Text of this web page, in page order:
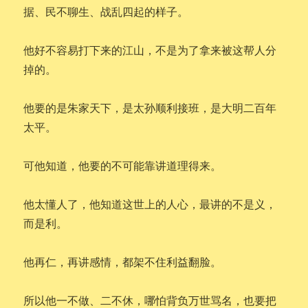
据、民不聊生、战乱四起的样子。
他好不容易打下来的江山，不是为了拿来被这帮人分
掉的。
他要的是朱家天下，是太孙顺利接班，是大明二百年
太平。
可他知道，他要的不可能靠讲道理得来。
他太懂人了，他知道这世上的人心，最讲的不是义，
而是利。
他再仁，再讲感情，都架不住利益翻脸。
所以他一不做、二不休，哪怕背负万世骂名，也要把